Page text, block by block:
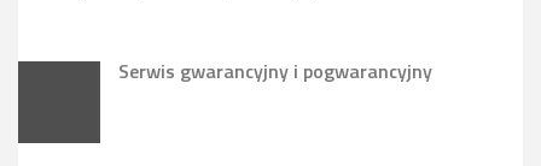
Serwis gwarancyjny i pogwarancyjny